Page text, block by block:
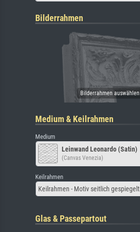
Bilderrahmen
Medium & Keilrahmen
Medium
Leinwand Leonardo (Satin)
(Canvas Venezia)
Keilrahmen
Keilrahmen - Motiv seitlich gespiegelt
Glas & Passepartout